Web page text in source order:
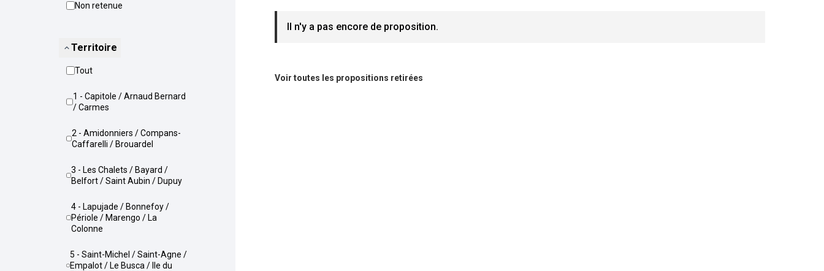
Non retenue
Territoire
Tout
1 - Capitole / Arnaud Bernard
/ Carmes
2 - Amidonniers / Compans-
Caffarelli / Brouardel
3 - Les Chalets / Bayard /
Belfort / Saint Aubin / Dupuy
4 - Lapujade / Bonnefoy /
Périole / Marengo / La
Colonne
5 - Saint-Michel / Saint-Agne /
Empalot / Le Busca / Ile du
Il n'y a pas encore de proposition.
Voir toutes les propositions retirées